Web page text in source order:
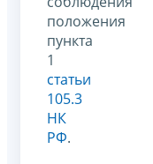
положения
пункта
1
статьи
105.3
НК
РФ.